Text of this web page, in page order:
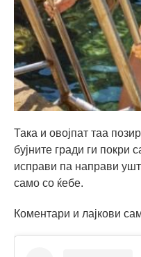
Така и овојпат таа
бујните гради ги покри
исправи па направи
само со ќебе.
Коментари и лајкови